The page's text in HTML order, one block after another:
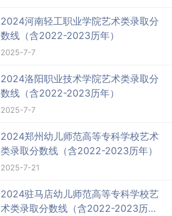
2024河南轻工职业学院艺术类录取分
数线（含2022-2023历年）
2025-7-7
2024洛阳职业技术学院艺术类录取分
数线（含2022-2023历年）
2025-7-7
2024郑州幼儿师范高等专科学校艺术
类录取分数线（含2022-2023历年）
2025-7-21
2024驻马店幼儿师范高等专科学校艺
术类录取分数线（含2022-2023历